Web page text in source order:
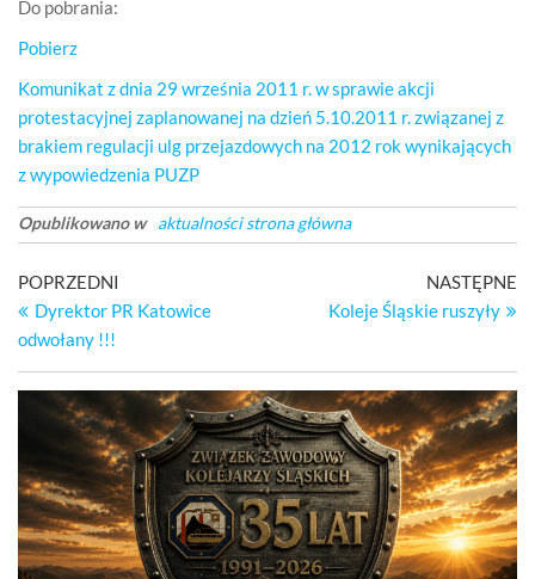
Do pobrania:
Pobierz
Komunikat z dnia 29 września 2011 r. w sprawie akcji
protestacyjnej zaplanowanej na dzień 5.10.2011 r. związanej z
brakiem regulacji ulg przejazdowych na 2012 rok wynikających
z wypowiedzenia PUZP
Opublikowano w aktualności strona główna
Nawigacja
wpisu
Poprzedni
wpis
POPRZEDNI
Dyrektor PR Katowice
odwołany !!!
NASTĘPNE
Koleje Śląskie ruszyły